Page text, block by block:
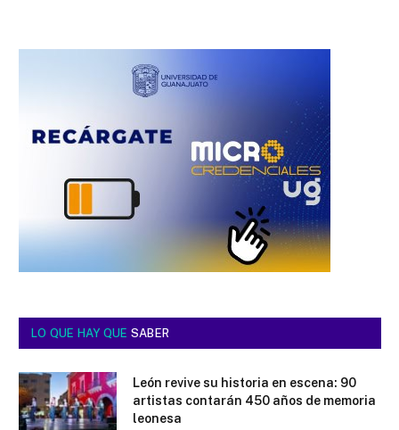
LO QUE HAY QUE SABER
León revive su historia en escena: 90
artistas contarán 450 años de memoria
leonesa